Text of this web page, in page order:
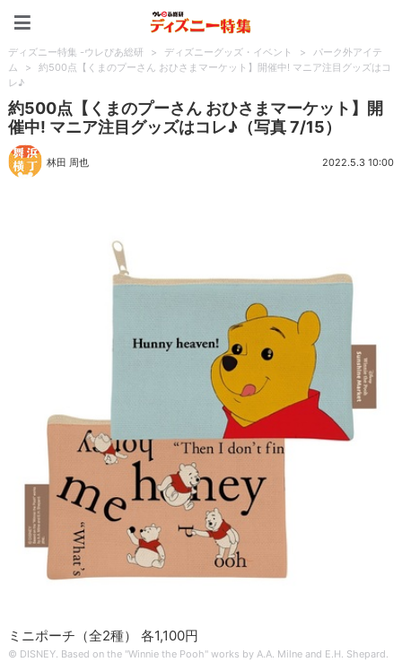
ディズニー特集 -ウレぴあ総研 > ディズニーグッズ・イベント >
パーク外アイテ
ム
>
約500点【くまのプーさん おひさまマーケット】開催中! マニア注目グッズはコ
レ♪
約500点【くまのプーさん おひさまマーケット】開
催中! マニア注目グッズはコレ♪（写真 7/15）
林田 周也 2022.5.3 10:00
ミニポーチ（全2種） 各1,100円
© DISNEY. Based on the "Winnie the Pooh" works by A.A. Milne and E.H. Shepard.